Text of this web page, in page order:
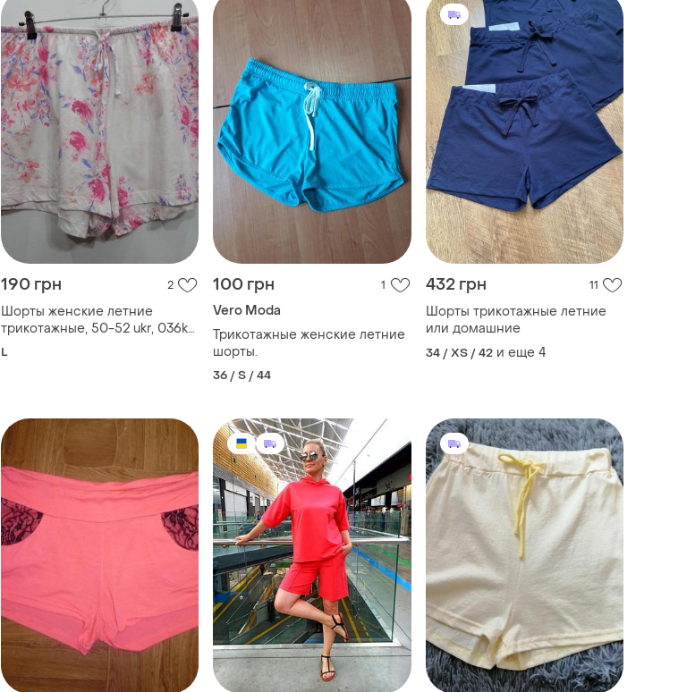
190 грн 2
Шорты женские летние
трикотажные, 50-52 ukr, 036kk
(только в указанном размере,
L
100 грн 1
Vero Moda
Трикотажные женские летние
шорты.
36 / S / 44
432 грн 11
Шорты трикотажные летние
или домашние
34 / XS / 42 и еще 4